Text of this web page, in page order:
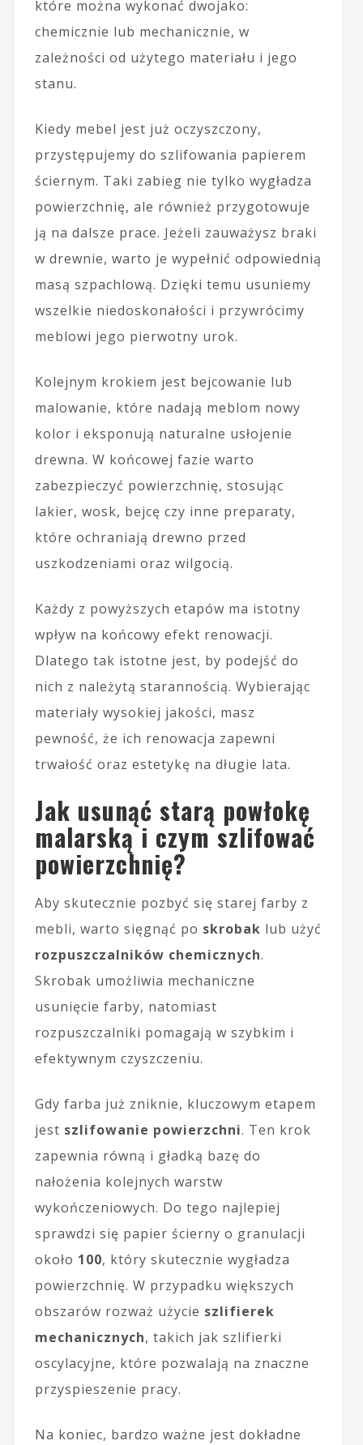
które można wykonać dwojako:
chemicznie lub mechanicznie, w
zależności od użytego materiału i jego
stanu.
Kiedy mebel jest już oczyszczony,
przystępujemy do szlifowania papierem
ściernym. Taki zabieg nie tylko wygładza
powierzchnię, ale również przygotowuje
ją na dalsze prace. Jeżeli zauważysz braki
w drewnie, warto je wypełnić odpowiednią
masą szpachlową. Dzięki temu usuniemy
wszelkie niedoskonałości i przywrócimy
meblowi jego pierwotny urok.
Kolejnym krokiem jest bejcowanie lub
malowanie, które nadają meblom nowy
kolor i eksponują naturalne usłojenie
drewna. W końcowej fazie warto
zabezpieczyć powierzchnię, stosując
lakier, wosk, bejcę czy inne preparaty,
które ochraniają drewno przed
uszkodzeniami oraz wilgocią.
Każdy z powyższych etapów ma istotny
wpływ na końcowy efekt renowacji.
Dlatego tak istotne jest, by podejść do
nich z należytą starannością. Wybierając
materiały wysokiej jakości, masz
pewność, że ich renowacja zapewni
trwałość oraz estetykę na długie lata.
Jak usunąć starą powłokę
malarską i czym szlifować
powierzchnię?
Aby skutecznie pozbyć się starej farby z
mebli, warto sięgnąć po skrobak lub użyć
rozpuszczalników chemicznych.
Skrobak umożliwia mechaniczne
usunięcie farby, natomiast
rozpuszczalniki pomagają w szybkim i
efektywnym czyszczeniu.
Gdy farba już zniknie, kluczowym etapem
jest szlifowanie powierzchni. Ten krok
zapewnia równą i gładką bazę do
nałożenia kolejnych warstw
wykończeniowych. Do tego najlepiej
sprawdzi się papier ścierny o granulacji
około 100, który skutecznie wygładza
powierzchnię. W przypadku większych
obszarów rozważ użycie szlifierek
mechanicznych, takich jak szlifierki
oscylacyjne, które pozwalają na znaczne
przyspieszenie pracy.
Na koniec, bardzo ważne jest dokładne